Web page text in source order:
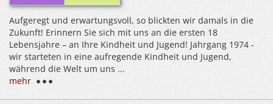
Aufgeregt und erwartungsvoll, so blickten wir damals in die
Zukunft! Erinnern Sie sich mit uns an die ersten 18
Lebensjahre – an Ihre Kindheit und Jugend! Jahrgang 1974 -
wir starteten in eine aufregende Kindheit und Jugend,
während die Welt um uns ...
mehr